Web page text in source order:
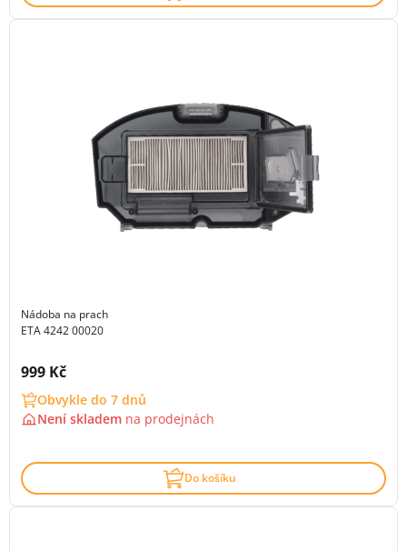
Nádoba na prach
ETA 4242 00020
Cena s DPH:
999 Kč
Obvykle do 7 dnů
Není skladem na prodejnách
Do košíku